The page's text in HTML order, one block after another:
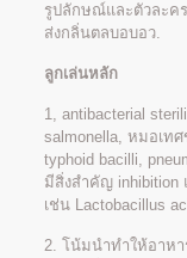
รูปลักษณ์และตัวละค
ส่งกลิ่นตลบอบอว.
ลูกเล่นหลัก
1, antibacterial
salmonella, หมอเท
typhoid bacilli,
มีสิ่งสำคัญ inhibition
เช่น Lactobacillus
2. โน้มนำทำให้อาหา